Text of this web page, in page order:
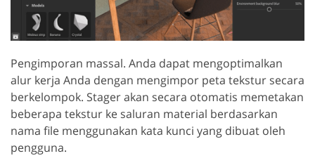
Pengimporan massal. Anda dapat mengoptimalkan
alur kerja Anda dengan mengimpor peta tekstur secara
berkelompok. Stager akan secara otomatis memetakan
beberapa tekstur ke saluran material berdasarkan
nama file menggunakan kata kunci yang dibuat oleh
pengguna.